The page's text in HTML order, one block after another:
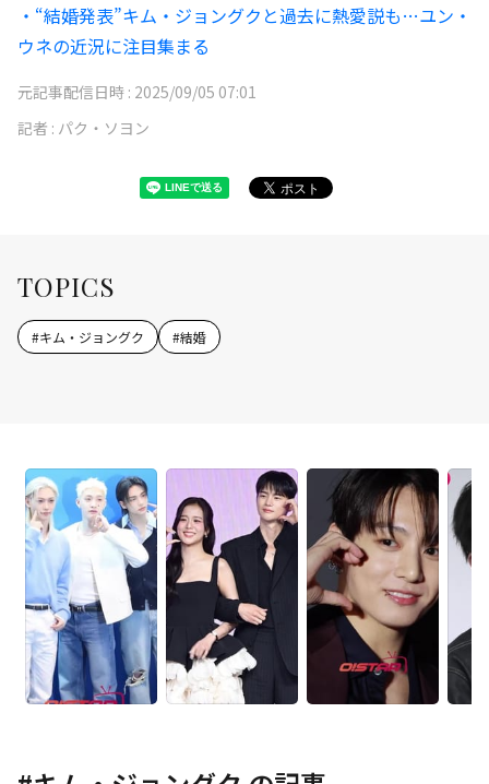
・“結婚発表”キム・ジョングクと過去に熱愛説も…ユン・
ウネの近況に注目集まる
元記事配信日時 : 2025/09/05 07:01
記者 : パク・ソヨン
TOPICS
#キム・ジョングク #結婚